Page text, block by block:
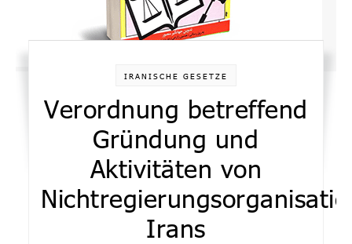
IRANISCHE GESETZE
Verordnung betreffend
Gründung und
Aktivitäten von
Irans